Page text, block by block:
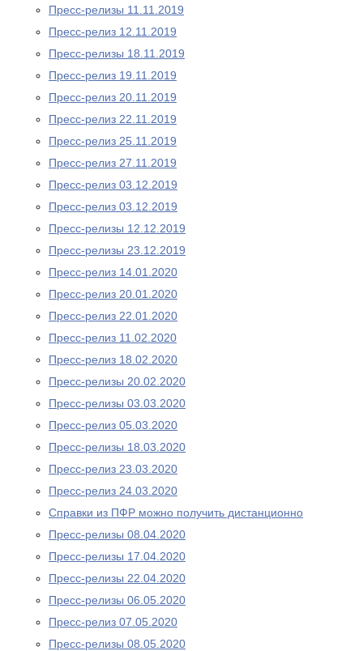
Пресс-релизы 11.11.2019
Пресс-релиз 12.11.2019
Пресс-релизы 18.11.2019
Пресс-релиз 19.11.2019
Пресс-релиз 20.11.2019
Пресс-релиз 22.11.2019
Пресс-релиз 25.11.2019
Пресс-релиз 27.11.2019
Пресс-релиз 03.12.2019
Пресс-релиз 03.12.2019
Пресс-релизы 12.12.2019
Пресс-релизы 23.12.2019
Пресс-релиз 14.01.2020
Пресс-релиз 20.01.2020
Пресс-релиз 22.01.2020
Пресс-релиз 11.02.2020
Пресс-релиз 18.02.2020
Пресс-релизы 20.02.2020
Пресс-релизы 03.03.2020
Пресс-релиз 05.03.2020
Пресс-релизы 18.03.2020
Пресс-релиз 23.03.2020
Пресс-релиз 24.03.2020
Справки из ПФР можно получить дистанционно
Пресс-релизы 08.04.2020
Пресс-релизы 17.04.2020
Пресс-релизы 22.04.2020
Пресс-релизы 06.05.2020
Пресс-релиз 07.05.2020
Пресс-релизы 08.05.2020